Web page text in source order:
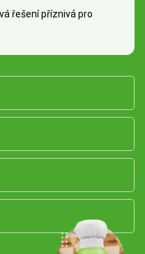
řešení příznivá pro